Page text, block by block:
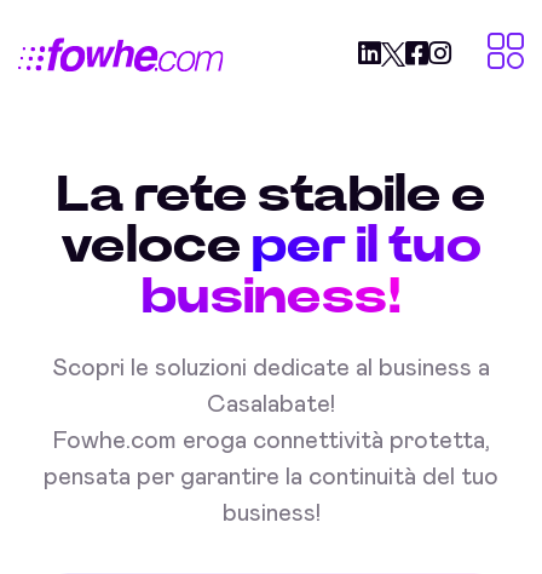
La rete stabile e
veloce per il tuo
business!
Scopri le soluzioni dedicate al business a
Casalabate!
Fowhe.com eroga connettività protetta,
pensata per garantire la continuità del tuo
business!